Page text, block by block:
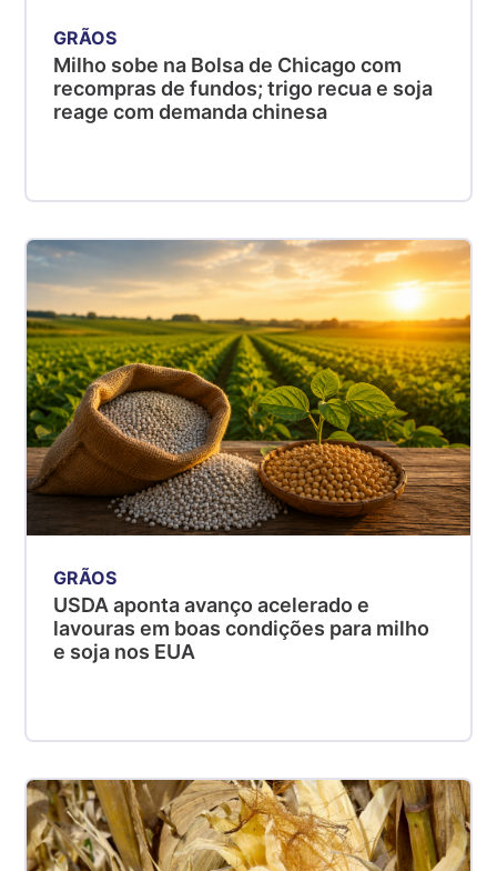
GRÃOS
Milho sobe na Bolsa de Chicago com
recompras de fundos; trigo recua e soja
reage com demanda chinesa
GRÃOS
USDA aponta avanço acelerado e
lavouras em boas condições para milho
e soja nos EUA